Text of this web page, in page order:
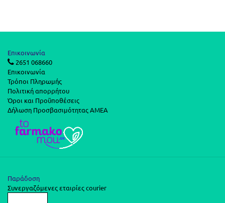
Επικοινωνία
2651 068660
Επικοινωνία
Τρόποι Πληρωμής
Πολιτική απορρήτου
Όροι και Προϋποθέσεις
Δήλωση Προσβασιμότητας ΑΜΕΑ
Παράδοση
Συνεργαζόμενες εταιρίες courier